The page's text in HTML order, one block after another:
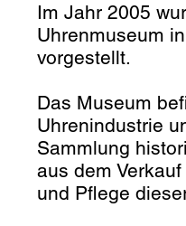
Im Jahr 2005
Uhrenmuseum
vorgestellt.
Das Museum
Uhrenindustrie
Sammlung
aus dem
und Pflege